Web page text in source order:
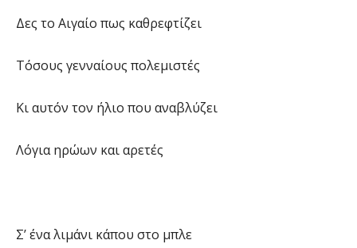
Δες το Αιγαίο πως καθρεφτίζει
Τόσους γενναίους πολεμιστές
Κι αυτόν τον ήλιο που αναβλύζει
Λόγια ηρώων και αρετές
Σ’ ένα λιμάνι κάπου στο μπλε